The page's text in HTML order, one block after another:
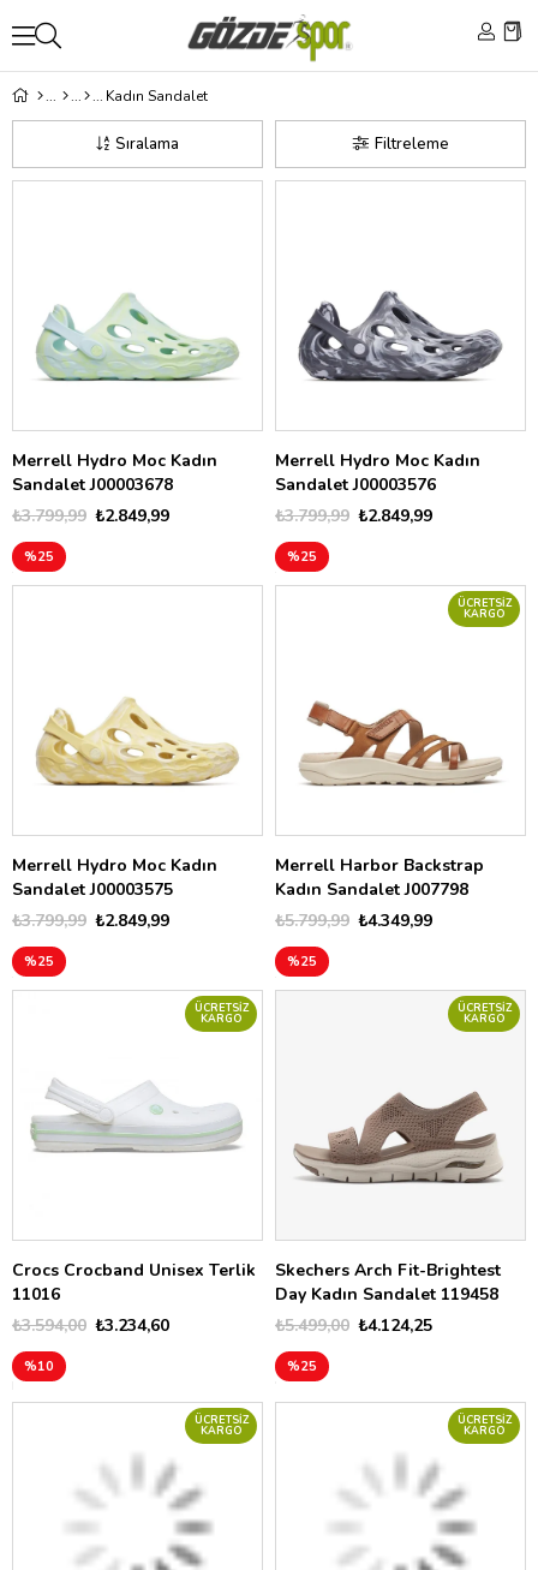
Kadın Sandalet
Filtreleme
Sıralama
Merrell Hydro Moc Kadın
Sandalet J00003678
₺2.849,99
₺3.799,99
%25
Merrell Hydro Moc Kadın
Sandalet J00003576
₺2.849,99
₺3.799,99
%25
Merrell Hydro Moc Kadın
Sandalet J00003575
₺2.849,99
₺3.799,99
%25
Merrell Harbor Backstrap
Kadın Sandalet J007798
₺4.349,99
₺5.799,99
%25
ÜCRETSIZ
KARGO
Crocs Crocband Unisex Terlik
11016
₺3.234,60
₺3.594,00
%10
ÜCRETSIZ
KARGO
Skechers Arch Fit-Brightest
Day Kadın Sandalet 119458
₺4.124,25
₺5.499,00
%25
ÜCRETSIZ
KARGO
ÜCRETSIZ
KARGO
ÜCRETSIZ
KARGO